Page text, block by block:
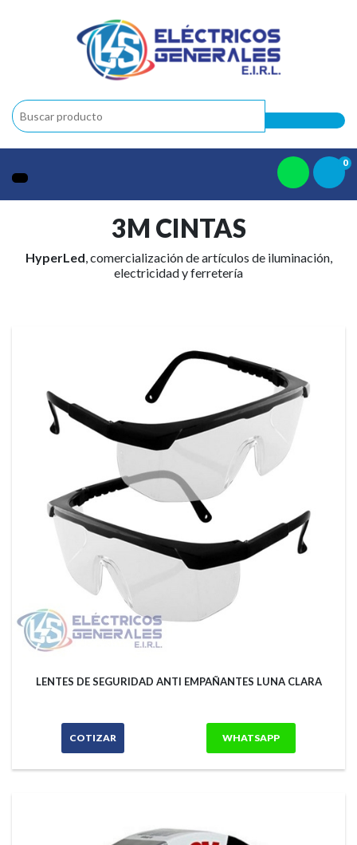
0
3M CINTAS
HyperLed, comercialización de artículos de iluminación,
electricidad y ferretería
LENTES DE SEGURIDAD ANTI EMPAÑANTES LUNA CLARA
COTIZAR WHATSAPP